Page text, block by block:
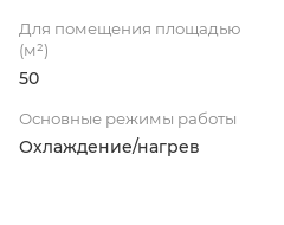
Для помещения площадью
(м²)
50
Основные режимы работы
Охлаждение/нагрев